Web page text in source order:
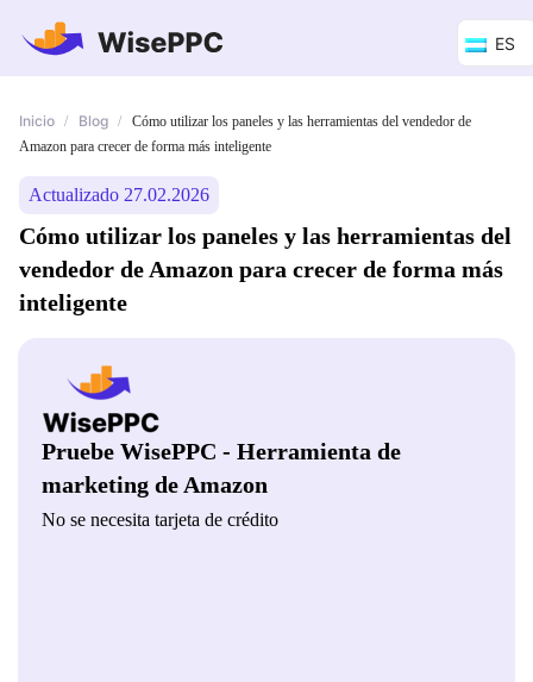
ES
Inicio / Blog /
Cómo utilizar los paneles y las herramientas del vendedor de
Amazon para crecer de forma más inteligente
Actualizado 27.02.2026
Cómo utilizar los paneles y las herramientas del
vendedor de Amazon para crecer de forma más
inteligente
Pruebe WisePPC - Herramienta de
marketing de Amazon
No se necesita tarjeta de crédito